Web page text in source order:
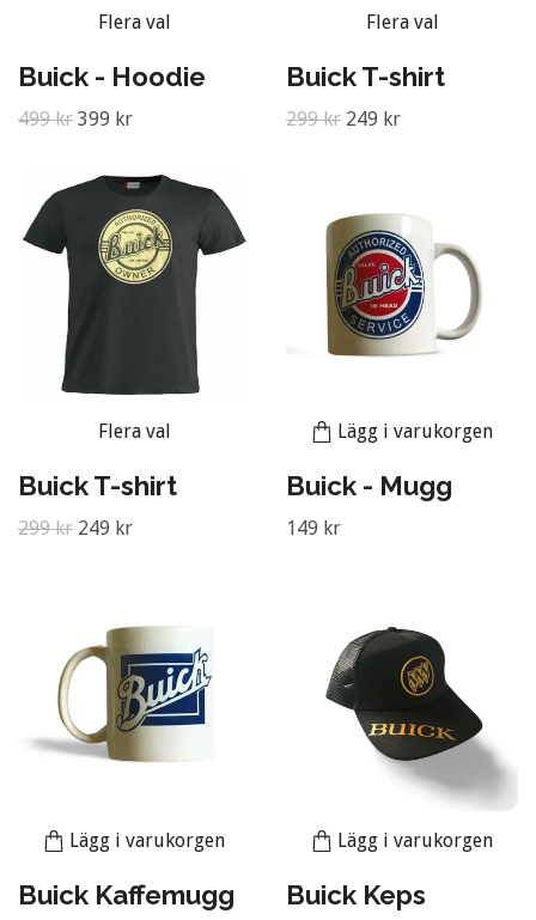
Flera val
Buick - Hoodie
499 kr 399 kr
Flera val
Buick T-shirt
299 kr 249 kr
Flera val
Buick T-shirt
299 kr 249 kr
Lägg i varukorgen
Buick - Mugg
149 kr
Lägg i varukorgen
Buick Kaffemugg
Lägg i varukorgen
Buick Keps